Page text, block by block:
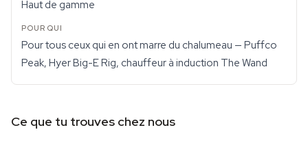
Haut de gamme
Pour tous ceux qui en ont marre du chalumeau — Puffco
Peak, Hyer Big-E Rig, chauffeur à induction The Wand
Ce que tu trouves chez nous